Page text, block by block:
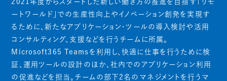
ートワールド」での生産性向上やイノベーション創発を実現す
るために、新たなアプリケーション・ツールの導入検討や活用
コンサルティング、支援などを行うチームに所属。
Microsoft365 Teamsを利用し、快適に仕事を行うために検
証、運用ツールの設計のほか、社内でのアプリケーション利用
の促進などを担当。チームの部下2名のマネジメントを行うマ